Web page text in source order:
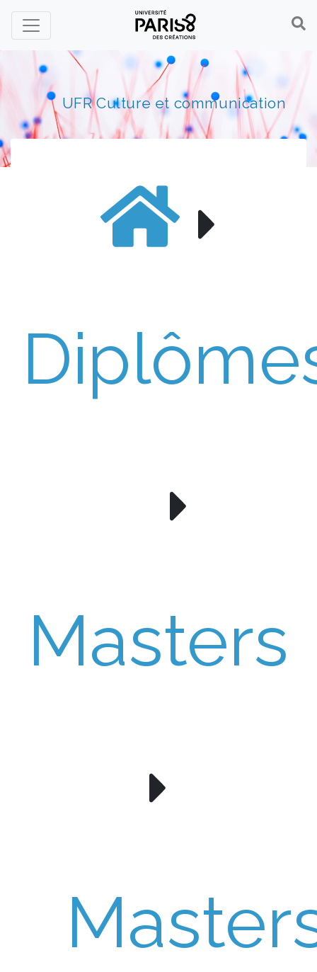
Panneau de gestion des cookies
UFR Culture et communication
Masters